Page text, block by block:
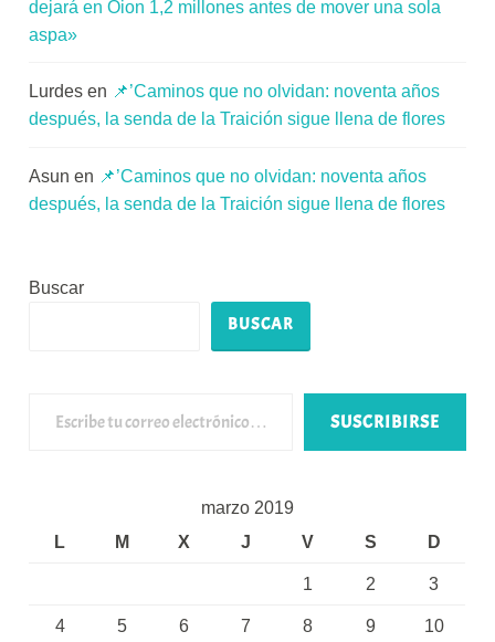
dejará en Oion 1,2 millones antes de mover una sola
aspa»
Lurdes en 📌’Caminos que no olvidan: noventa años
después, la senda de la Traición sigue llena de flores
Asun en 📌’Caminos que no olvidan: noventa años
después, la senda de la Traición sigue llena de flores
Buscar
BUSCAR
SUSCRIBIRSE
marzo 2019
L
M X J V S D
1 2 3
4 5 6 7 8 9 10